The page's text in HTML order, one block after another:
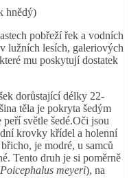
hnědý)
pobřeží řek a vodních
lužních lesích, galeriových
mu poskytují dostatek
dorůstající délky 22-
těla je pokryta šedým
světle šedé.Oči jsou
krovky křídel a holenní
je modré, u samců
Tento druh je si poměrně
Poicephalus meyeri), na